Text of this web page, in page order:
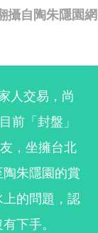
攝自陶朱隱園網
人交易，尚
前「封盤」
，坐擁台北
朱隱園的賞
的問題，認
下手。